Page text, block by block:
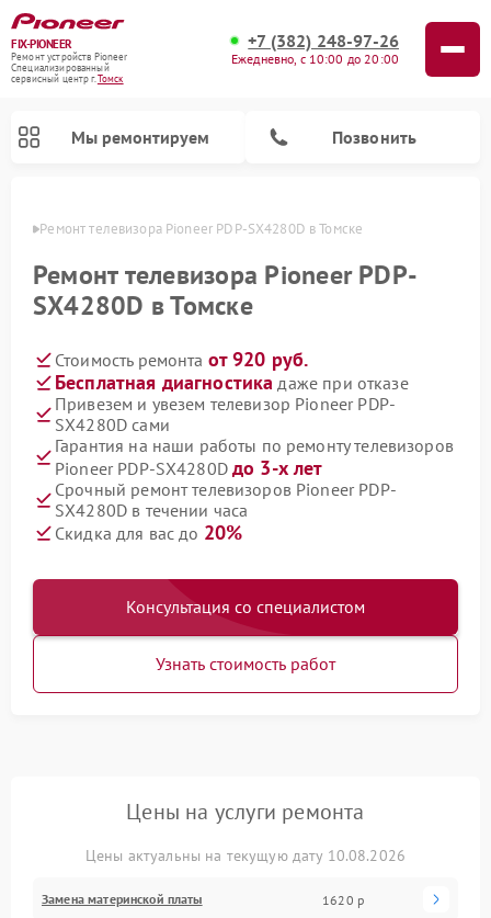
FIX-PIONEER
Ремонт устройств Pioneer
Специализированный
cервисный центр г.Томск
+7 (382) 248-97-26
Ежедневно, с 10:00 до 20:00
Мы ремонтируем Позвонить
Ремонт телевизора Pioneer PDP-SX4280D в Томске
Ремонт телевизора Pioneer PDP-
SX4280D в Томске
Стоимость ремонта от 920 руб.
Бесплатная диагностика даже при отказе
Привезем и увезем телевизор Pioneer PDP-
SX4280D сами
Гарантия на наши работы по ремонту телевизоров
Pioneer PDP-SX4280D до 3-х лет
Срочный ремонт телевизоров Pioneer PDP-
SX4280D в течении часа
Скидка для вас до 20%
Консультация со специалистом
Узнать стоимость работ
Цены на услуги ремонта
Цены актуальны на текущую дату 10.08.2026
Замена материнской платы 1620 р